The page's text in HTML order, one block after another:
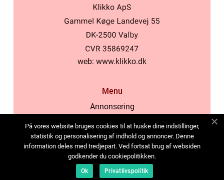
web: www.klikko.dk
Menu
Annonsering
Cookies
Kontakta oss
Sitemap
På vores website bruges cookies til at huske dine indstillinger,
statistik og personalisering af indhold og annoncer. Denne
information deles med tredjepart. Ved fortsat brug af websiden
godkender du cookiepolitikken.
Ok Privatlivspolitik